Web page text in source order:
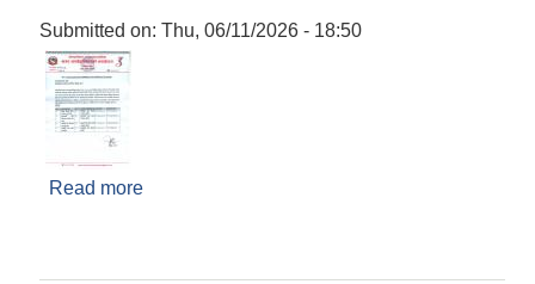
Submitted on: Thu, 06/11/2026 - 18:50
Read more